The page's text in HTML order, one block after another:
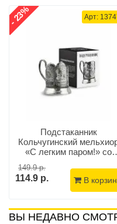
Арт:
Подстаканник
Кольчугинский
«С легким паром!» со
149.9 р.
114.9 р.
- 23%
В
ВЫ НЕДАВНО